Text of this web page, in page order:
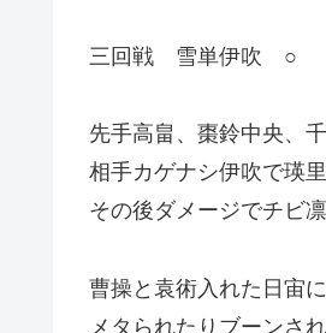
三回戦 雪単伊吹 ○
先手高畠、棗鈴中央、千
相手カゲナシ伊吹で瑛里
その後ダメージでチビ
曹操と袁術入れた日宙
メタられたりブーンさ